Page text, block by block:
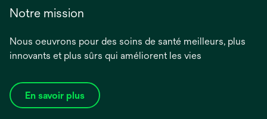
Notre mission
Nous oeuvrons pour des soins de santé meilleurs, plus
innovants et plus sûrs qui améliorent les vies
En savoir plus